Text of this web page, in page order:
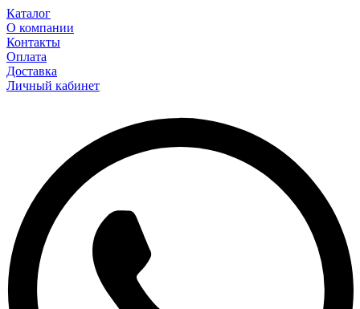
Каталог
О компании
Контакты
Оплата
Доставка
Личный кабинет